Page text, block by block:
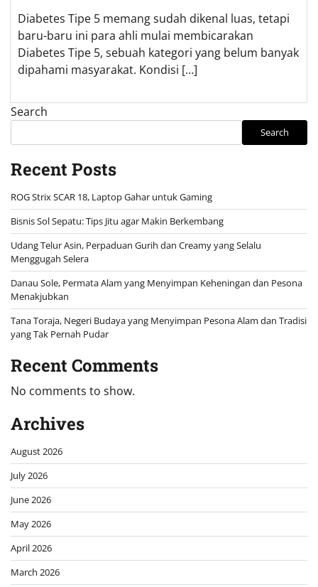
Diabetes Tipe 5 memang sudah dikenal luas, tetapi
baru-baru ini para ahli mulai membicarakan
Diabetes Tipe 5, sebuah kategori yang belum banyak
dipahami masyarakat. Kondisi […]
Search
Search
Recent Posts
ROG Strix SCAR 18, Laptop Gahar untuk Gaming
Bisnis Sol Sepatu: Tips Jitu agar Makin Berkembang
Udang Telur Asin, Perpaduan Gurih dan Creamy yang Selalu
Menggugah Selera
Danau Sole, Permata Alam yang Menyimpan Keheningan dan Pesona
Menakjubkan
Tana Toraja, Negeri Budaya yang Menyimpan Pesona Alam dan Tradisi
yang Tak Pernah Pudar
Recent Comments
No comments to show.
Archives
August 2026
July 2026
June 2026
May 2026
April 2026
March 2026